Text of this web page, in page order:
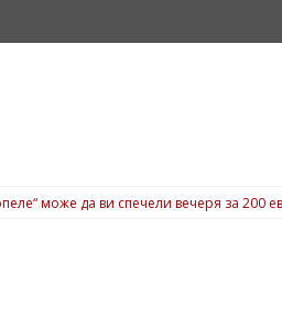
може да ви спечели вечеря за 200